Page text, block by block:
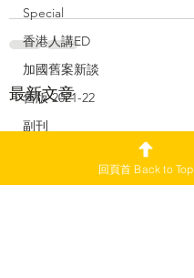
Special
香港人講ED
加國舊案新談
舊版 2021-22
副刊
最新文章
回頁首 Back to Top